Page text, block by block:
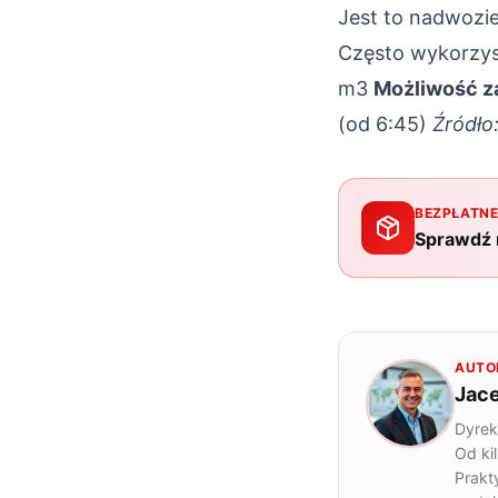
Jest to
Często
m3 Możliwość
(od 6:45)
Sprawdź
Od